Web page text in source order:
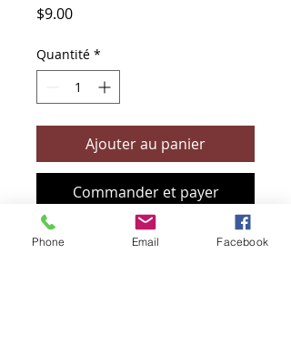
$9.00Prix
Quantité *
Ajouter au panier
Commander et payer
Phone Email Facebook